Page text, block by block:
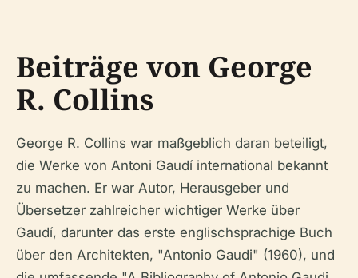
Beiträge von George
R. Collins
George R. Collins war maßgeblich daran beteiligt,
die Werke von Antoni Gaudí international bekannt
zu machen. Er war Autor, Herausgeber und
Übersetzer zahlreicher wichtiger Werke über
Gaudí, darunter das erste englischsprachige Buch
über den Architekten, "Antonio Gaudi" (1960), und